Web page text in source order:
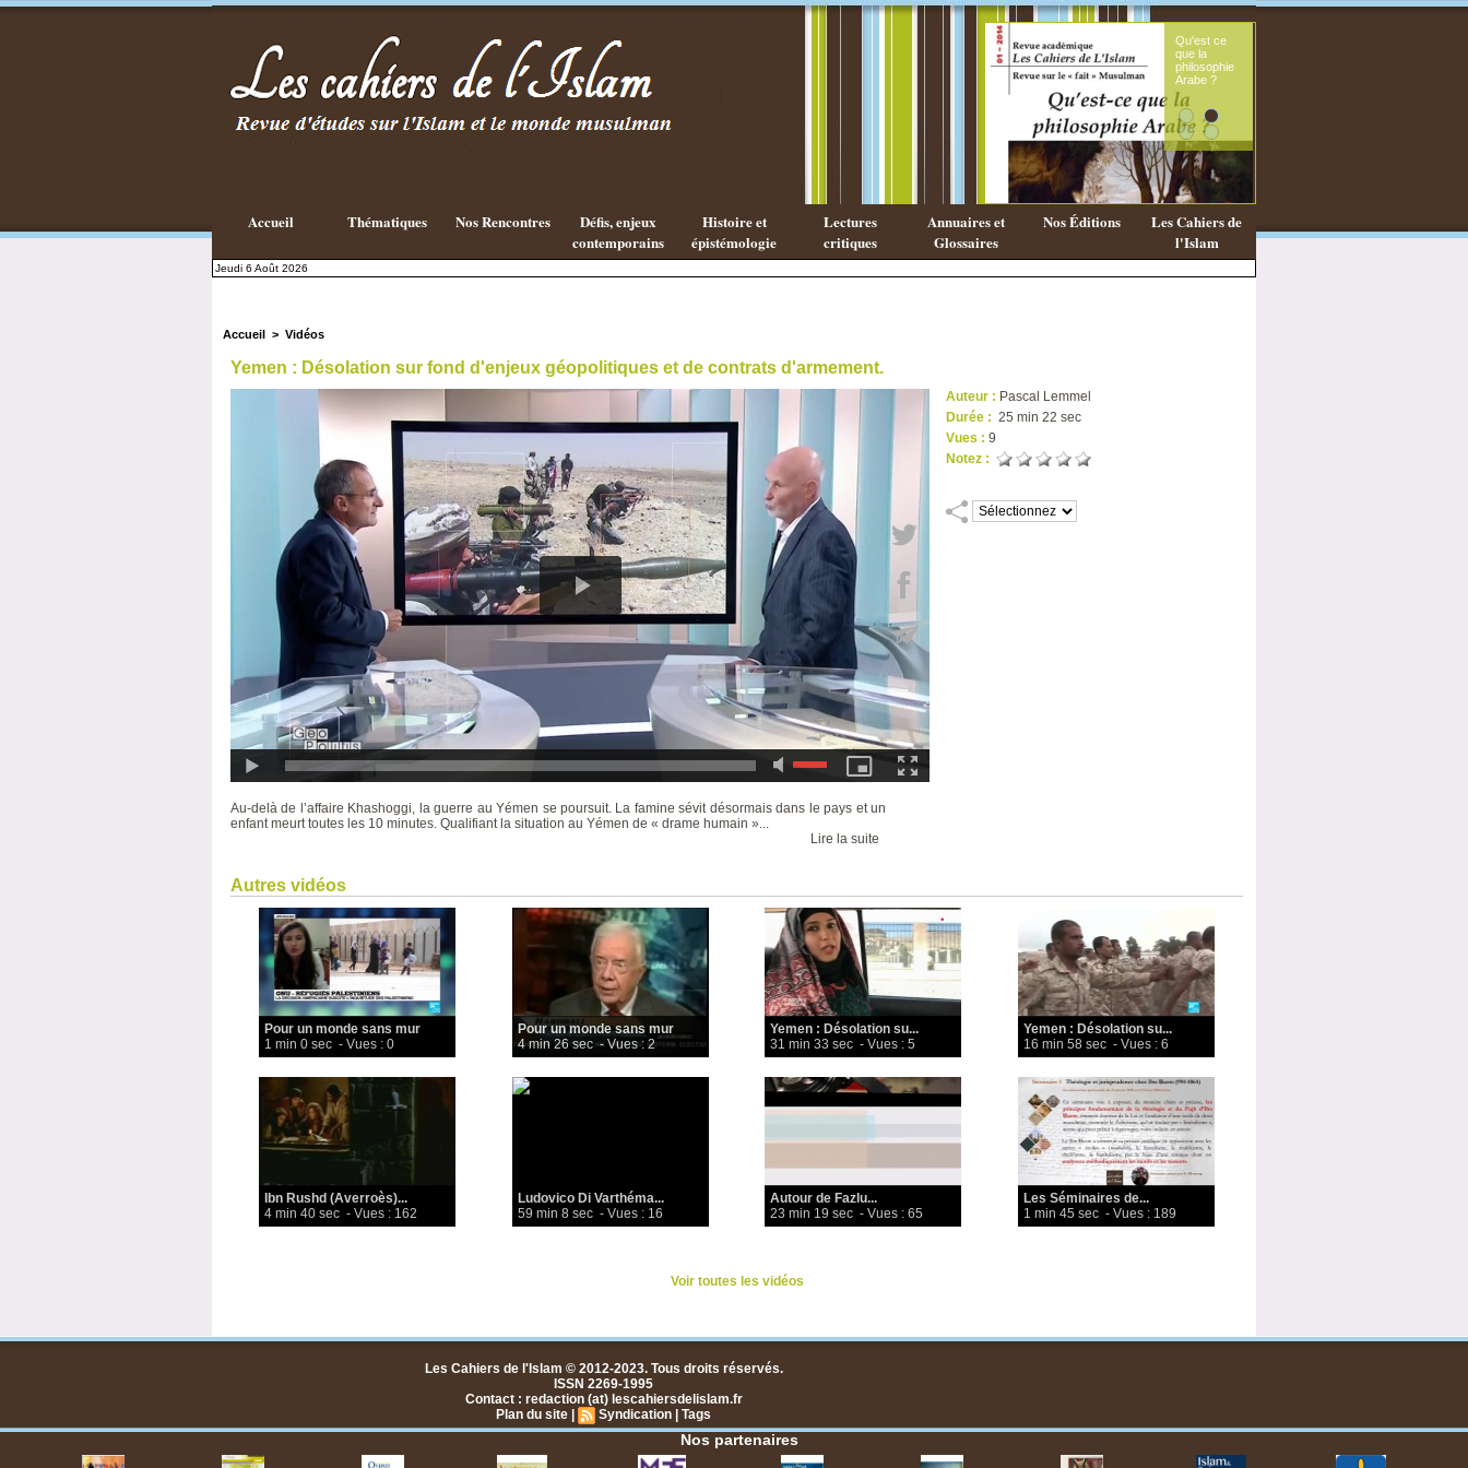
Islamique ?
Qu'est ce
que la
philosophie
Arabe ?
Accueil Thématiques Nos Rencontres
Défis, enjeux
contemporains
Histoire et
épistémologie
Lectures
critiques
Annuaires et
Glossaires
Nos Éditions
Les Cahiers de
l'Islam
Jeudi 6 Août 2026
Accueil > Vidéos
Yemen : Désolation sur fond d'enjeux géopolitiques et de contrats d'armement.
Auteur : Pascal Lemmel
Durée : 25 min 22 sec
Vues : 9
Notez :
Au-delà de l’affaire Khashoggi, la guerre au Yémen se poursuit. La famine sévit désormais dans le pays et un
enfant meurt toutes les 10 minutes. Qualifiant la situation au Yémen de « drame humain »...
Lire la suite
Autres vidéos
Pour un monde sans mur
1 min 0 sec - Vues : 0
Pour un monde sans mur
4 min 26 sec - Vues : 2
Yemen : Désolation su...
31 min 33 sec - Vues : 5
Yemen : Désolation su...
16 min 58 sec - Vues : 6
Ibn Rushd (Averroès)...
4 min 40 sec - Vues : 162
Ludovico Di Varthéma...
59 min 8 sec - Vues : 16
Autour de Fazlu...
23 min 19 sec - Vues : 65
Les Séminaires de...
1 min 45 sec - Vues : 189
Voir toutes les vidéos
Les Cahiers de l'Islam © 2012-2023. Tous droits réservés.
ISSN 2269-1995
Contact : redaction (at) lescahiersdelislam.fr
Plan du site
Syndication Tags
Nos partenaires